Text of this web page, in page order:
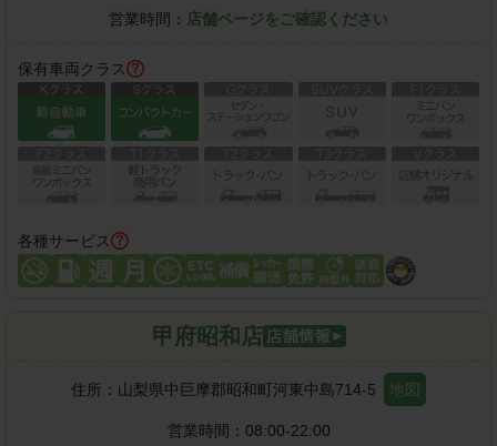
営業時間： 店舗ページをご確認ください
保有車両クラス
各種サービス
甲府昭和店
住所： 山梨県中巨摩郡昭和町河東中島714-5 地図
営業時間： 08:00-22:00